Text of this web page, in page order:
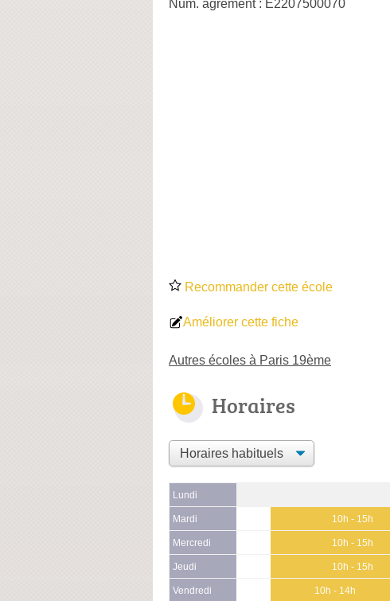
Num. agrément : E2207500070
Recommander cette école
Améliorer cette fiche
Autres écoles à Paris 19ème
Horaires
Lundi
Mardi 10h - 15h
Mercredi 10h - 15h
Jeudi 10h - 15h
Vendredi 10h - 14h